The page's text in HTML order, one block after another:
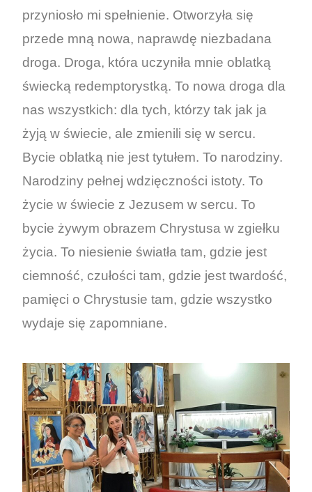
przyniosło mi spełnienie. Otworzyła się
przede mną nowa, naprawdę niezbadana
droga. Droga, która uczyniła mnie oblatką
świecką redemptorystką. To nowa droga dla
nas wszystkich: dla tych, którzy tak jak ja
żyją w świecie, ale zmienili się w sercu.
Bycie oblatką nie jest tytułem. To narodziny.
Narodziny pełnej wdzięczności istoty. To
życie w świecie z Jezusem w sercu. To
bycie żywym obrazem Chrystusa w zgiełku
życia. To niesienie światła tam, gdzie jest
ciemność, czułości tam, gdzie jest twardość,
pamięci o Chrystusie tam, gdzie wszystko
wydaje się zapomniane.